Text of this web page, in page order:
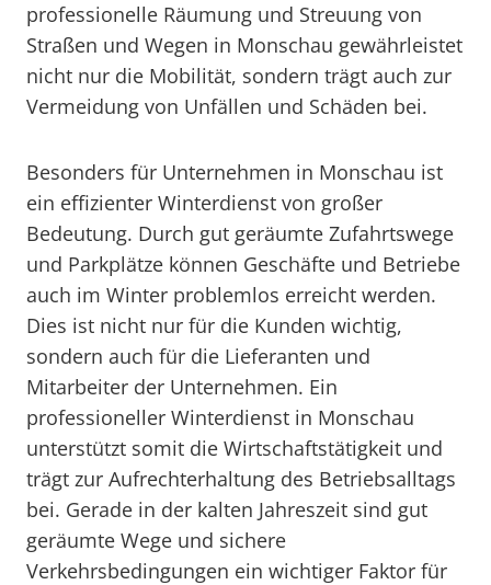
professionelle Räumung und Streuung von
Straßen und Wegen in Monschau gewährleistet
nicht nur die Mobilität, sondern trägt auch zur
Vermeidung von Unfällen und Schäden bei.
Besonders für Unternehmen in Monschau ist
ein effizienter Winterdienst von großer
Bedeutung. Durch gut geräumte Zufahrtswege
und Parkplätze können Geschäfte und Betriebe
auch im Winter problemlos erreicht werden.
Dies ist nicht nur für die Kunden wichtig,
sondern auch für die Lieferanten und
Mitarbeiter der Unternehmen. Ein
professioneller Winterdienst in Monschau
unterstützt somit die Wirtschaftstätigkeit und
trägt zur Aufrechterhaltung des Betriebsalltags
bei. Gerade in der kalten Jahreszeit sind gut
geräumte Wege und sichere
Verkehrsbedingungen ein wichtiger Faktor für